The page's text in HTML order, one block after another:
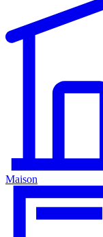
Maison